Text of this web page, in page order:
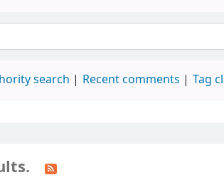
search Recent comments Tag